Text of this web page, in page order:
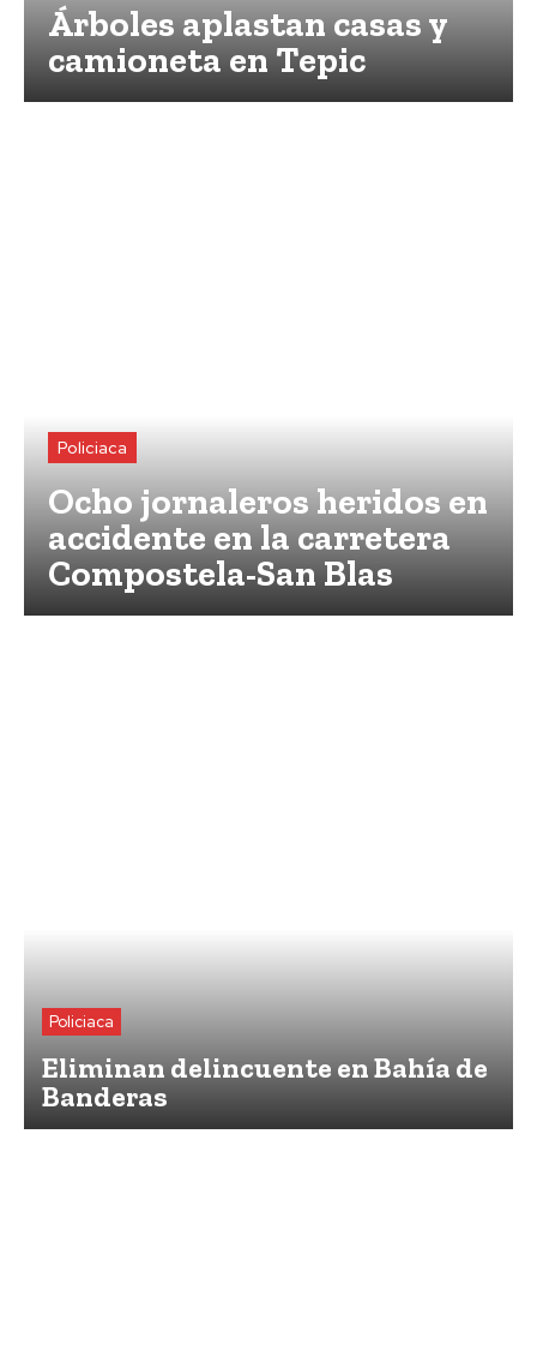
Árboles aplastan casas y
camioneta en Tepic
Policiaca
Ocho jornaleros heridos en
accidente en la carretera
Compostela-San Blas
Policiaca
Eliminan delincuente en Bahía de
Banderas